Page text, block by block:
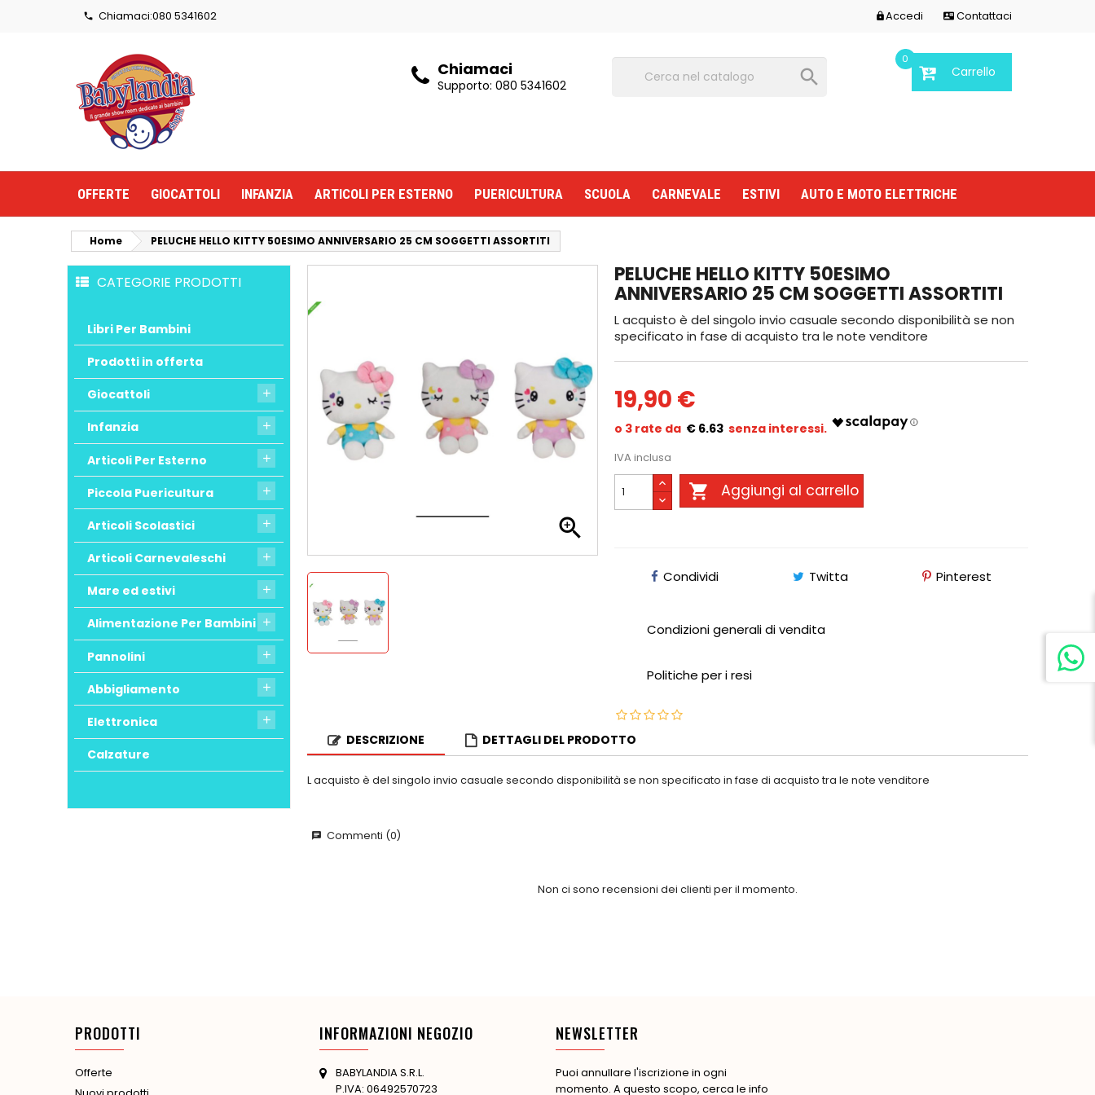
 Chiamaci:080 5341602 Accedi  Contattaci
Chiamaci
Supporto:080 5341602  Carrello
0
OFFERTE GIOCATTOLI INFANZIA ARTICOLI PER ESTERNO PUERICULTURA SCUOLA CARNEVALE ESTIVI AUTO E MOTO ELETTRICHE
Home PELUCHE HELLO KITTY 50ESIMO ANNIVERSARIO 25 CM SOGGETTI ASSORTITI
CATEGORIE PRODOTTI
Libri Per Bambini
Prodotti in offerta
Giocattoli 
Infanzia 
Articoli Per Esterno 
Piccola Puericultura 
Articoli Scolastici 
Articoli Carnevaleschi 
Mare ed estivi 
Alimentazione Per Bambini 
Pannolini 
Abbigliamento 
Elettronica 
Calzature

PELUCHE HELLO KITTY 50ESIMO
ANNIVERSARIO 25 CM SOGGETTI ASSORTITI
L acquisto è del singolo invio casuale secondo disponibilità se non
specificato in fase di acquisto tra le note venditore
19,90 €
€ 6.63
IVA inclusa
 Aggiungi al carrello
Condividi Twitta Pinterest
Condizioni generali di vendita
Politiche per i resi
DESCRIZIONE DETTAGLI DEL PRODOTTO
L acquisto è del singolo invio casuale secondo disponibilità se non specificato in fase di acquisto tra le note venditore
chat Commenti (0)
Non ci sono recensioni dei clienti per il momento.
PRODOTTI
Offerte
INFORMAZIONI NEGOZIO
BABYLANDIA S.R.L.
P.IVA: 06492570723
NEWSLETTER
Puoi annullare l'iscrizione in ogni
momento. A questo scopo, cerca le info